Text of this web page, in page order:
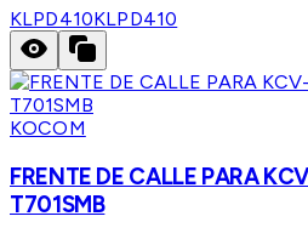
KLPD410KLPD410
KOCOM
FRENTE DE CALLE PARA
T701SMB